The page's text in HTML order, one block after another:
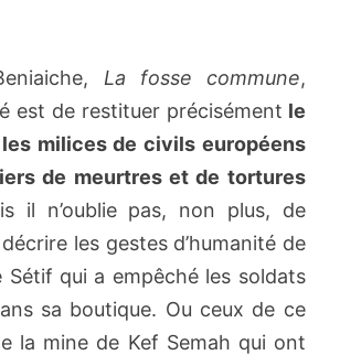
La fosse commune,
est de restituer précisément le
milices de civils européens
de meurtres et de tortures
il n’oublie pas, non plus, de
les gestes d’humanité de
qui a empêché les soldats
sa boutique. Ou ceux de ce
la mine de Kef Semah qui ont